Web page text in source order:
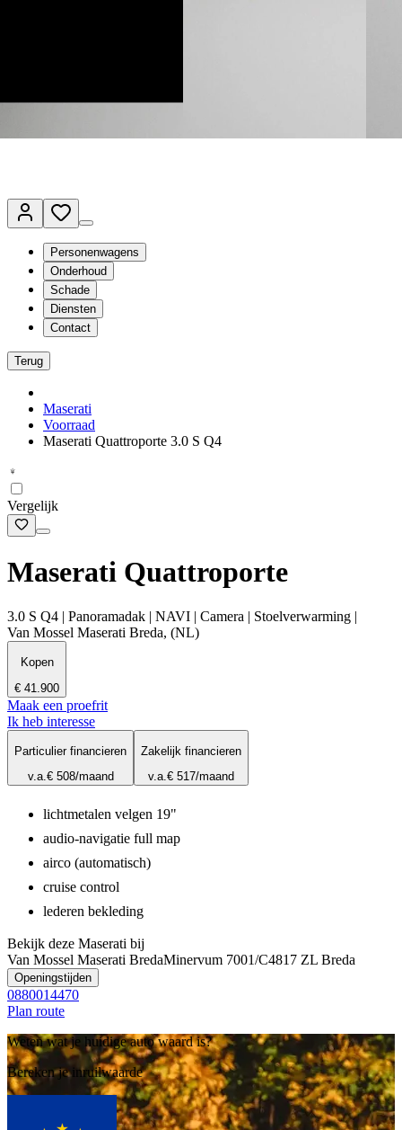
Personenwagens
Onderhoud
Schade
Diensten
Contact
Terug
Maserati
Voorraad
Maserati Quattroporte 3.0 S Q4
Vergelijk
Maserati Quattroporte
3.0 S Q4 | Panoramadak | NAVI | Camera | Stoelverwarming |
Van Mossel Maserati Breda, (NL)
Kopen
€ 41.900
Maak een proefrit
Ik heb interesse
Particulier financieren
v.a.€ 508/maand
Zakelijk financieren
v.a.€ 517/maand
lichtmetalen velgen 19"
audio-navigatie full map
airco (automatisch)
cruise control
lederen bekleding
Bekijk deze Maserati bij
Van Mossel Maserati BredaMinervum 7001/C4817 ZL Breda
Openingstijden
0880014470
Plan route
Weten wat je huidige auto waard is?
Bereken je inruilwaarde